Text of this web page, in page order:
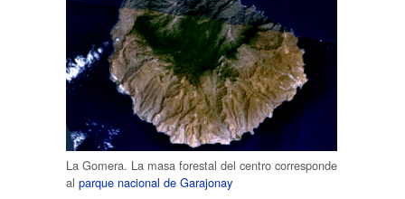
La Gomera. La masa forestal del centro corresponde
al parque nacional de Garajonay